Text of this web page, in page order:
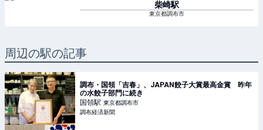
柴崎駅
東京都調布市
周辺の駅の記事
調布・国領「吉春」、JAPAN餃子大賞最高金賞 昨年
の水餃子部門に続き
国領駅 東京都調布市
調布経済新聞